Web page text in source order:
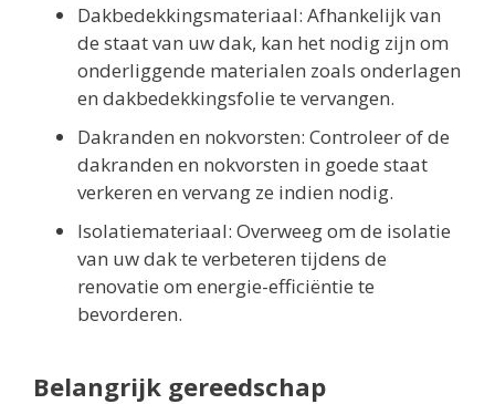
Dakbedekkingsmateriaal: Afhankelijk van
de staat van uw dak, kan het nodig zijn om
onderliggende materialen zoals onderlagen
en dakbedekkingsfolie te vervangen.
Dakranden en nokvorsten: Controleer of de
dakranden en nokvorsten in goede staat
verkeren en vervang ze indien nodig.
Isolatiemateriaal: Overweeg om de isolatie
van uw dak te verbeteren tijdens de
renovatie om energie-efficiëntie te
bevorderen.
Belangrijk gereedschap